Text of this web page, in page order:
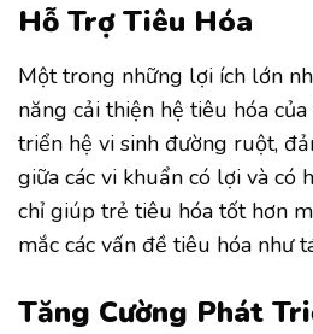
Hỗ Trợ Tiêu Hóa
Một trong những lợi ích lớn
năng cải thiện hệ tiêu hóa
triển hệ vi sinh đường ruột,
giữa các vi khuẩn có lợi và có
chỉ giúp trẻ tiêu hóa tốt hơn
mắc các vấn đề tiêu hóa như
Tăng Cường Phát